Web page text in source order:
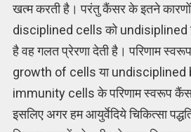
खत्म करती है। परंतु कैंसर के इतने कारणों
disciplined cells को undisiplined
है वह गलत प्रेरणा देती है। परिणाम
growth of cells या undisciplined
immunity cells के परिणाम स्वरूप कैंसर
इसलिए अगर हम आयुर्वेदिये चिकित्सा